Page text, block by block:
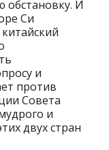
обстановку. И
Си
и
против
Совета
и
двух стран